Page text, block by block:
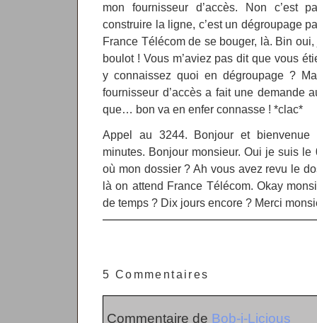
mon fournisseur d’accès. Non c’est
construire la ligne, c’est un dégroupage
France Télécom de se bouger, là. Bin
boulot ! Vous m’aviez pas dit que vous
y connaissez quoi en dégroupage ?
fournisseur d’accès a fait une demande
que… bon va en enfer connasse ! *clac*
Appel au 3244. Bonjour et bienvenue
minutes. Bonjour monsieur. Oui je suis
où mon dossier ? Ah vous avez revu le
là on attend France Télécom. Okay
de temps ? Dix jours encore ? Merci
5 Commentaires
Commentaire de Bob-i-Licious